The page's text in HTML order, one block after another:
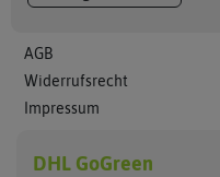
AGB
Widerrufsrecht
Impressum
DHL GoGreen